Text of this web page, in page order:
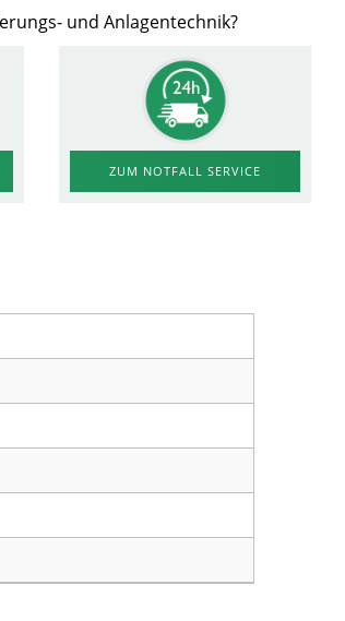
und Anlagentechnik?
ZUM NOTFALL SERVICE